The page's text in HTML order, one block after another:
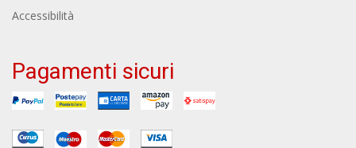
Accessibilità
Pagamenti sicuri